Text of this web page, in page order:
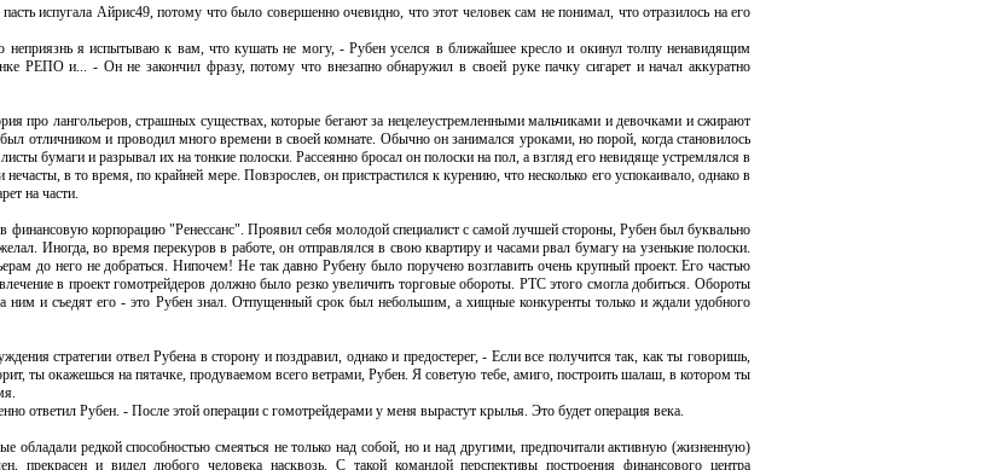
испугала Айрис49, потому что было совершенно очевидно, что этот человек сам не понимал, что отразилось на его
я испытываю к вам, что кушать не могу, - Рубен уселся в ближайшее кресло и окинул толпу ненавидящим
РЕПО и... - Он не закончил фразу, потому что внезапно обнаружил в своей руке пачку сигарет и начал аккуратно
про лангольеров, страшных существах, которые бегают за нецелеустремленными мальчиками и девочками и сжирают
отличником и проводил много времени в своей комнате. Обычно он занимался уроками, но порой, когда становилось
бумаги и разрывал их на тонкие полоски. Рассеянно бросал он полоски на пол, а взгляд его невидяще устремлялся в
в то время, по крайней мере. Повзрослев, он пристрастился к курению, что несколько его успокаивало, однако в
на части.
финансовую корпорацию "Ренессанс". Проявил себя молодой специалист с самой лучшей стороны, Рубен был буквально
Иногда, во время перекуров в работе, он отправлялся в свою квартиру и часами рвал бумагу на узенькие полоски.
до него не добраться. Нипочем! Не так давно Рубену было поручено возглавить очень крупный проект. Его частью
в проект гомотрейдеров должно было резко увеличить торговые обороты. РТС этого смогла добиться. Обороты
ним и съедят его - это Рубен знал. Отпущенный срок был небольшим, а хищные конкуренты только и ждали удобного
стратегии отвел Рубена в сторону и поздравил, однако и предостерег, - Если все получится так, как ты говоришь,
ты окажешься на пятачке, продуваемом всего ветрами, Рубен. Я советую тебе, амиго, построить шалаш, в котором ты
ответил Рубен. - После этой операции с гомотрейдерами у меня вырастут крылья. Это будет операция века.
редкой способностью смеяться не только над собой, но и над другими, предпочитали активную (жизненную)
и видел любого человека насквозь. С такой командой перспективы построения финансового центра